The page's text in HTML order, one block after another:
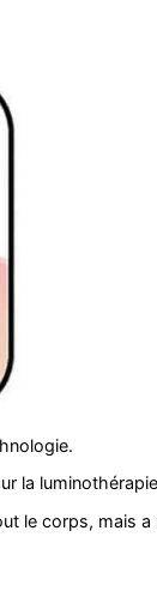
la
le corps, mais